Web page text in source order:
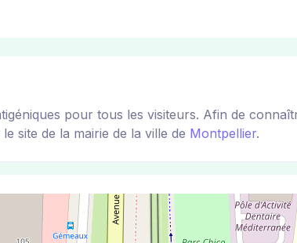
pour tous les visiteurs. Afin de
site de la mairie de la ville de Montpellier.